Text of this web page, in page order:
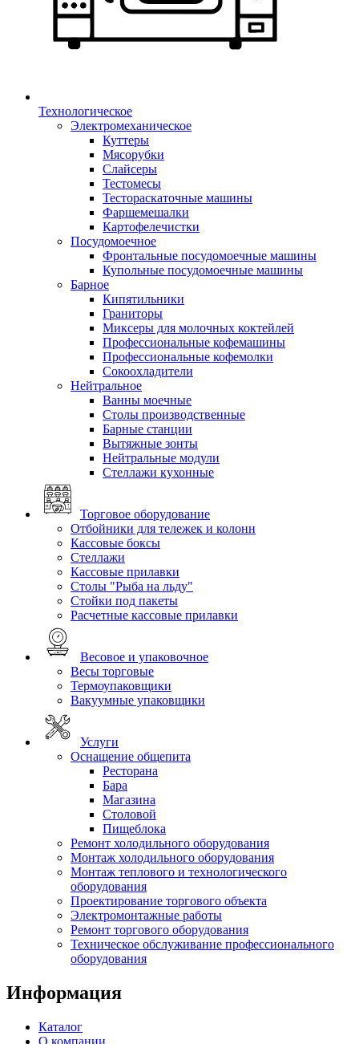
Технологическое
Электромеханическое
Куттеры
Мясорубки
Слайсеры
Тестомесы
Тестораскаточные машины
Фаршемешалки
Картофелечистки
Посудомоечное
Фронтальные посудомоечные машины
Купольные посудомоечные машины
Барное
Кипятильники
Граниторы
Миксеры для молочных коктейлей
Профессиональные кофемашины
Профессиональные кофемолки
Сокоохладители
Нейтральное
Ванны моечные
Столы производственные
Барные станции
Вытяжные зонты
Нейтральные модули
Стеллажи кухонные
Торговое оборудование
Отбойники для тележек и колонн
Кассовые боксы
Стеллажи
Кассовые прилавки
Столы "Рыба на льду"
Стойки под пакеты
Расчетные кассовые прилавки
Весовое и упаковочное
Весы торговые
Термоупаковщики
Вакуумные упаковщики
Услуги
Оснащение общепита
Ресторана
Бара
Магазина
Столовой
Пищеблока
Ремонт холодильного оборудования
Монтаж холодильного оборудования
Монтаж теплового и технологического
оборудования
Проектирование торгового объекта
Электромонтажные работы
Ремонт торгового оборудования
Техническое обслуживание профессионального
оборудования
Информация
Каталог
О компании